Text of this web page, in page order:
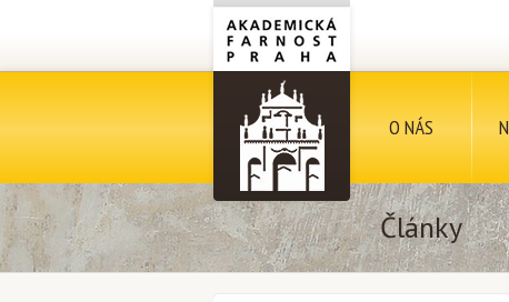
O NÁS
Články